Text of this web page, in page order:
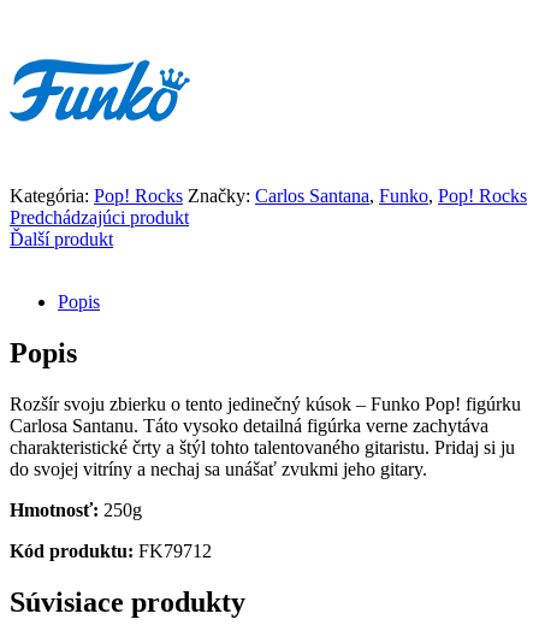
Kategória: Pop! Rocks Značky: Carlos Santana, Funko, Pop! Rocks
Predchádzajúci produkt
Ďalší produkt
Popis
Popis
Rozšír svoju zbierku o tento jedinečný kúsok – Funko Pop! figúrku
Carlosa Santanu. Táto vysoko detailná figúrka verne zachytáva
charakteristické črty a štýl tohto talentovaného gitaristu. Pridaj si ju
do svojej vitríny a nechaj sa unášať zvukmi jeho gitary.
Hmotnosť: 250g
Kód produktu: FK79712
Súvisiace produkty